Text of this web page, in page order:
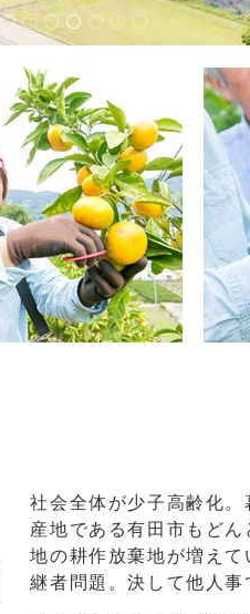
社会全体が少子高齢化
産地である有田市もど
地の耕作放棄地が増え
継者問題。決して他人事